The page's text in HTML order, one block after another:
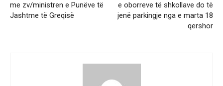
me zv/ministren e Punëve të
Jashtme të Greqisë
e oborreve të shkollave do të
jenë parkingje nga e marta 18
qershor